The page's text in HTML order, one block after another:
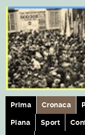
Prima Cronaca
Piana Sport